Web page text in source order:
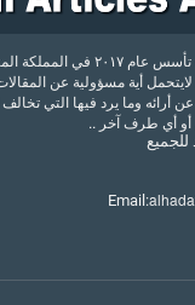
موقع وكالة الحدث للآراء
لايتحمل أية مسؤولية عن
أرائه وما يرد فيها التي
أو أي طرف آخر ..
للجميع
Email: